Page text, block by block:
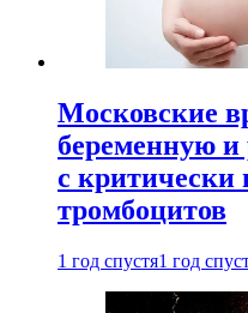
Московские
беременную и
с критически
тромбоцитов
1 год спустя1 год